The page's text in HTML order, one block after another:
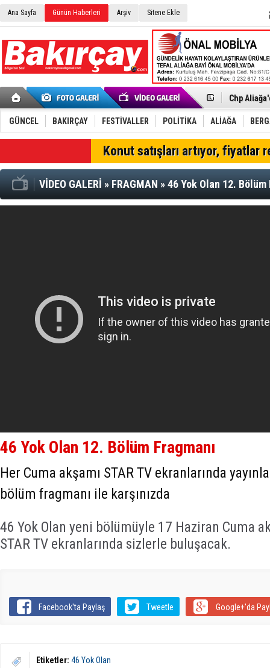
Ana Sayfa Günün Haberleri Arşiv Sitene Ekle
İzmir'in
Çağrısı
Onat
Menemen
Aliağa'da
Furkan
AK Parti
SOCAR
Trafiği
Alto,
Chp
GÜNCEL BAKIRÇAY FESTİVALLER POLİTİKA ALİAĞA
Konut satışları artıyor, fiyatlar
VİDEO GALERİ » FRAGMAN »46 Yok Olan 12. Bölüm
46 Yok Olan 12. Bölüm Fragmanı
Her Cuma akşamı STAR TV ekranlarında
bölüm fragmanı ile karşınızda
46 Yok Olan yeni bölümüyle 17 Haziran Cuma
STAR TV ekranlarında sizlerle buluşacak.
Facebook'ta Paylaş Tweetle Google+'da
Etiketler: 46 Yok Olan